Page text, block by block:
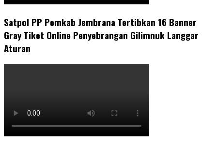
Satpol PP Pemkab Jembrana Tertibkan 16 Banner
Gray Tiket Online Penyebrangan Gilimnuk Langgar
Aturan